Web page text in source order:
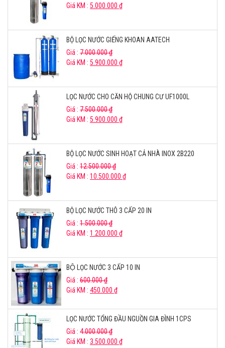
Giá KM : 5.000.000 ₫
BỘ LỌC NƯỚC GIẾNG KHOAN AATECH
Giá : 7.000.000₫
Giá KM : 5.900.000 ₫
LỌC NƯỚC CHO CĂN HỘ CHUNG CƯ UF1000L
Giá : 7.500.000₫
Giá KM : 5.900.000 ₫
BỘ LỌC NƯỚC SINH HOẠT CẢ NHÀ INOX 2B220
Giá : 12.500.000₫
Giá KM : 10.500.000 ₫
BỘ LỌC NƯỚC THÔ 3 CẤP 20 IN
Giá : 1.500.000₫
Giá KM : 1.200.000 ₫
BỘ LỌC NƯỚC 3 CẤP 10 IN
Giá : 600.000₫
Giá KM : 450.000 ₫
LỌC NƯỚC TỔNG ĐẦU NGUỒN GIA ĐÌNH 1CPS
Giá : 4.000.000₫
Giá KM : 3.500.000 ₫